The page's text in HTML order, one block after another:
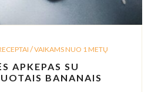
/VAIKAMS NUO 1 METŲ
APKEPAS SU
BANANAIS